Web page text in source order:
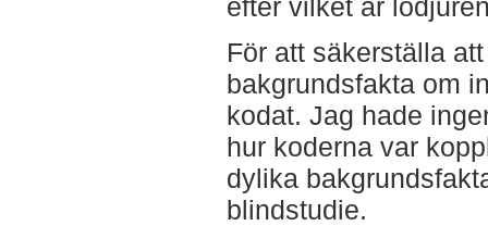
efter vilket år
För att säkerställa
bakgrundsfakta om
kodat. Jag hade
hur koderna var
dylika
blindstudie.